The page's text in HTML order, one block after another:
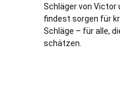
Schläger von Victor
findest sorgen für
Schläge – für alle,
schätzen.